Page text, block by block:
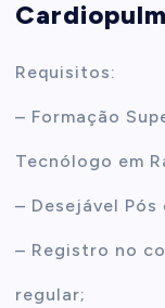
Requisitos:
– Formação
Tecnólogo em
– Desejável Pós
– Registro no
regular;